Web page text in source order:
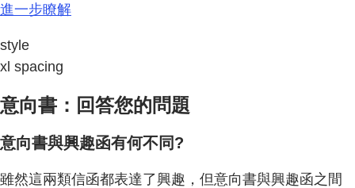
進一步瞭解
style
xl spacing
意向書：回答您的問題
意向書與興趣函有何不同?
雖然這兩類信函都表達了興趣，但意向書與興趣函之間